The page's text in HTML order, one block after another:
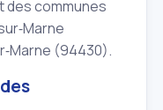
des communes
(94430).